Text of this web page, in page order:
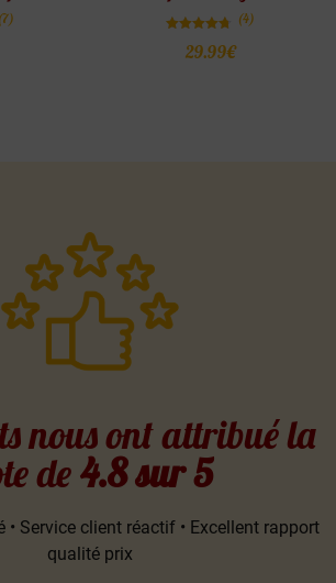
(7)
4.75
(4)
29.99€
nous ont attribué la
de4.8 sur 5
• Service client réactif • Excellent rapport
qualité prix